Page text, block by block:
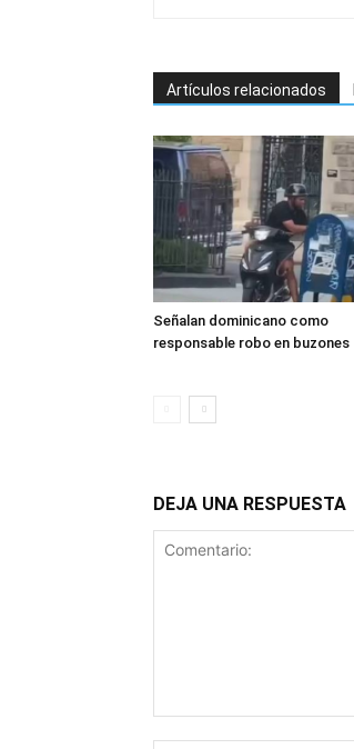
Artículos relacionados
Señalan dominicano como
responsable robo en buzones
DEJA UNA RESPUESTA